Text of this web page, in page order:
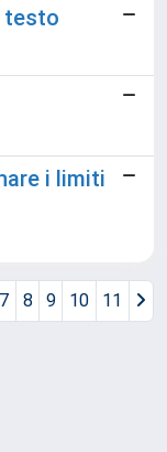
testo
i limiti
7 8 9 10 11